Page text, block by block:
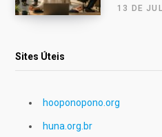
13 DE
Sites Úteis
hooponopono.org
huna.org.br